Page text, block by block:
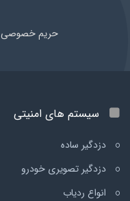
حریم خصوصی
سیستم های امنیتی
دزدگیر ساده
دزدگیر تصویری خودرو
انواع ردیاب